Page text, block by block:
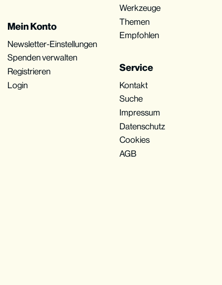
Werkzeuge
Themen
Empfohlen
Mein Konto
Newsletter-Einstellungen
Spenden verwalten
Registrieren
Login
Service
Kontakt
Suche
Impressum
Datenschutz
Cookies
AGB